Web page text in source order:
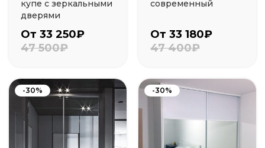
купе с зеркальными
дверями
От 33 250₽
47 500₽
современный
От 33 180₽
47 400₽
-30% -30%